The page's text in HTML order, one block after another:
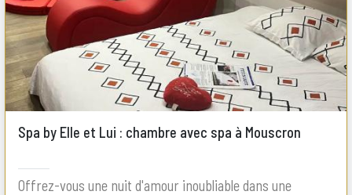
Spa by Elle et Lui : chambre avec spa à Mouscron
Offrez-vous une nuit d'amour inoubliable dans une